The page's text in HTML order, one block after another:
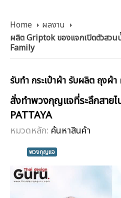
Home
ผลงาน
ผลิต Griptok ของแจกเปิดตัวสว
Family
รับทำ กระเป๋าผ้า รับผลิต ถุงผ้
สั่งทำพวงกุญแจที่ระลึกสา
PATTAYA
หมวดหลัก: ค้นหาสินค้า
พวงกุญแจ